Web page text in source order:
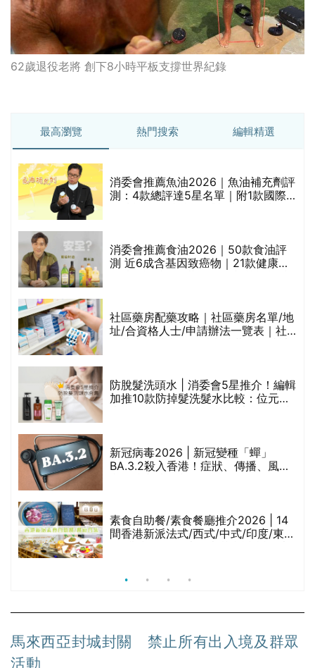
62歲退役老將 創下8小時平板支撐世界紀錄
最高瀏覽 熱門搜索 編輯精選
消委會推薦魚油2026｜魚油補充劑評
測：4款總評達5星名單｜附1款國際
消委會推薦食油2026｜50款食油評
測 近6成含基因致癌物｜21款健康煮
社區藥房配藥攻略｜社區藥房名單/地
址/合資格人士/申請辦法一覽表｜社
防脫髮洗頭水 | 消委會5星推介！編輯
加推10款防掉髮洗髮水比較：位元
新冠病毒2026 | 新冠變種「蟬」
BA.3.2殺入香港！症狀、傳播、風險
素食自助餐/素食餐廳推介2026 | 14
間香港新派法式/西式/中式/印度/東南
馬來西亞封城封關 禁止所有出入境及群眾
活動